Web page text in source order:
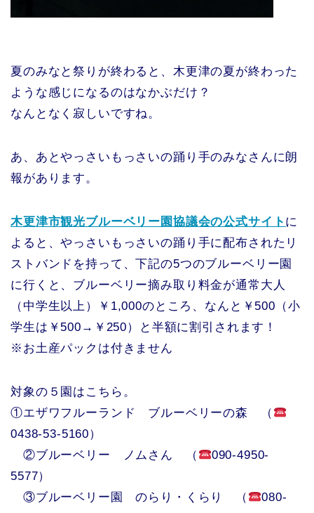
夏のみなと祭りが終わると、木更津の夏が終わった
ような感じになるのはなかぶだけ？
なんとなく寂しいですね。
あ、あとやっさいもっさいの踊り手のみなさんに朗
報があります。
木更津市観光ブルーベリー園協議会の公式サイト に
よると、やっさいもっさいの踊り手に配布されたリ
ストバンドを持って、下記の5つのブルーベリー園
に行くと、ブルーベリー摘み取り料金が通常大人
（中学生以上）￥1,000のところ、なんと￥500（小
学生は￥500→￥250）と半額に割引されます！
※お土産パックは付きません
対象の５園はこちら。
①エザワフルーランド ブルーベリーの森 （
0438-53-5160）
②ブルーベリー ノムさん （
090-4950-
5577）
③ブルーベリー園 のらり・くらり （
080-